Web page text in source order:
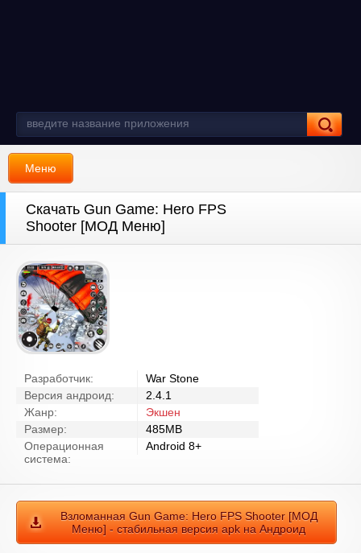
Меню
Скачать Gun Game: Hero FPS
Shooter [МОД Меню]
Разработчик:
War Stone
Версия андроид:
2.4.1
Жанр:
Экшен
Размер:
485MB
Операционная
система:
Android 8+
Взломанная Gun Game: Hero FPS Shooter [МОД
Меню] - стабильная версия apk на Андроид